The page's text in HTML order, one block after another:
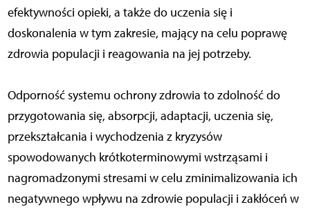
efektywności opieki, a także do uczenia się i
doskonalenia w tym zakresie, mający na celu poprawę
zdrowia populacji i reagowania na jej potrzeby.
Odporność systemu ochrony zdrowia to zdolność do
przygotowania się, absorpcji, adaptacji, uczenia się,
przekształcania i wychodzenia z kryzysów
spowodowanych krótkoterminowymi wstrząsami i
nagromadzonymi stresami w celu zminimalizowania ich
negatywnego wpływu na zdrowie populacji i zakłóceń w